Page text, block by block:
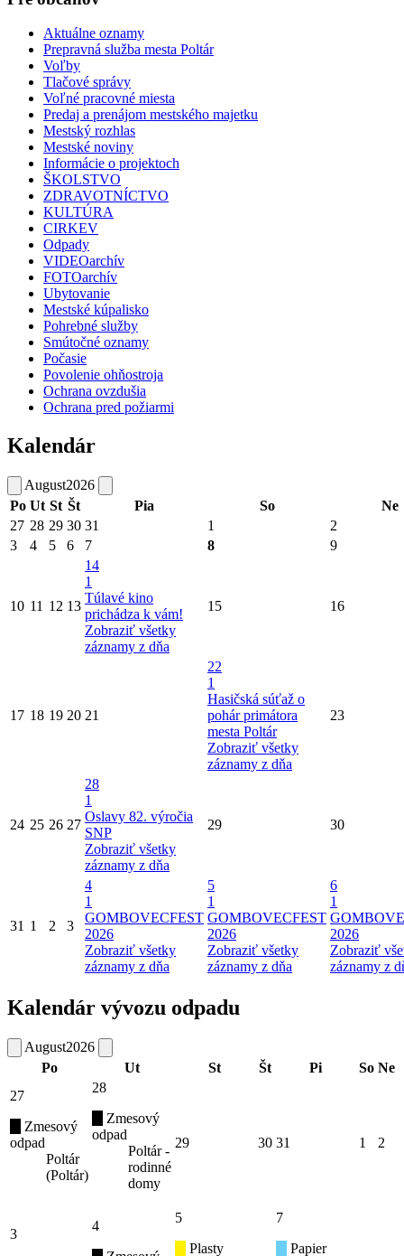
Aktuálne oznamy
Prepravná služba mesta Poltár
Voľby
Tlačové správy
Voľné pracovné miesta
Predaj a prenájom mestského majetku
Mestský rozhlas
Mestské noviny
Informácie o projektoch
ŠKOLSTVO
ZDRAVOTNÍCTVO
KULTÚRA
CIRKEV
Odpady
VIDEOarchív
FOTOarchív
Ubytovanie
Mestské kúpalisko
Pohrebné služby
Smútočné oznamy
Počasie
Povolenie ohňostroja
Ochrana ovzdušia
Ochrana pred požiarmi
Kalendár
August2026
Po Ut St Št Pia So
Ne
27 28 29 30 31 1
2
3
4 5 6 7 8 9
10 11 12 13
14
1
Túlavé kino
prichádza k vám!
Zobraziť všetky
záznamy z dňa
15 16
17 18 19 20 21
22
1
Hasičská súťaž o
pohár primátora
mesta Poltár
Zobraziť všetky
záznamy z dňa
23
24 25 26 27
28
1
Oslavy 82. výročia
SNP
Zobraziť všetky
záznamy z dňa
29 30
31 1 2 3
4
1
GOMBOVECFEST
2026
Zobraziť všetky
záznamy z dňa
5
1
GOMBOVECFEST
2026
Zobraziť všetky
záznamy z dňa
6
1
2026
Zobraziť
záznamy z
Kalendár vývozu odpadu
August2026
Po
Ut St Št Pi So Ne
27
Zmesový
odpad
Poltár
(Poltár)
28
Zmesový
odpad
Poltár -
rodinné
domy
29 30 31 1 2
3
4
5
Plasty
7
Papier